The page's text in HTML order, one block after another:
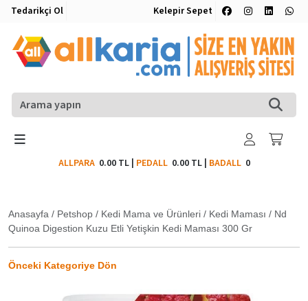
Tedarikçi Ol Kelepir Sepet
ALLPARA 0.00 TL| PEDALL 0.00 TL| BADALL0
Anasayfa / Petshop / Kedi Mama ve Ürünleri / Kedi Maması / Nd
Quinoa Digestion Kuzu Etli Yetişkin Kedi Maması 300 Gr
Önceki Kategoriye Dön